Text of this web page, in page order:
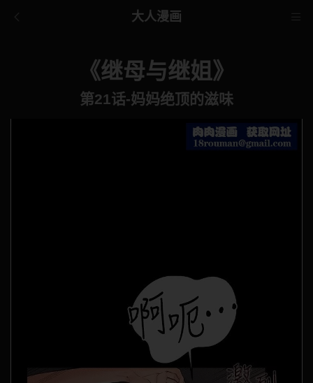
大人漫画
《继母与继姐》
第21话-妈妈绝顶的滋味